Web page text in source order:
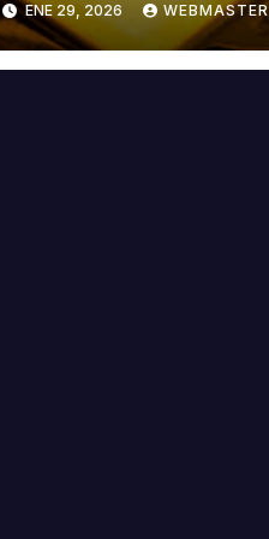
Trump contra Irán
ENE 29, 2026 WEBMASTER